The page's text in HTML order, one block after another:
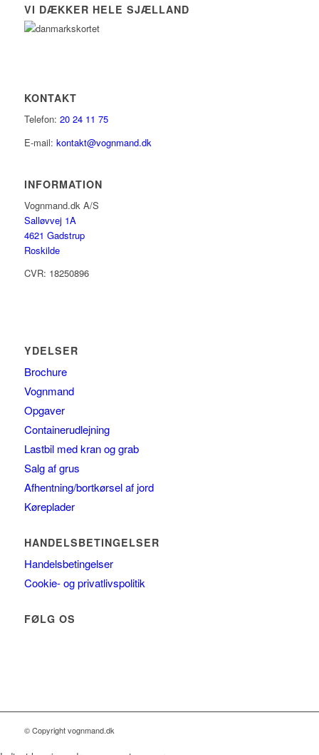
VI DÆKKER HELE SJÆLLAND
KONTAKT
Telefon: 20 24 1​1 75
E-mail: kontakt@vognmand.dk
INFORMATION
Vognmand.dk A/S
Salløvvej 1A
4621 Gadstrup
Roskilde
CVR: 18250896
YDELSER
Brochure
Vognmand
Opgaver
Containerudlejning
Lastbil med kran og grab
Salg af grus
Afhentning/bortkørsel af jord
Køreplader
HANDELSBETINGELSER
Handelsbetingelser
Cookie- og privatlivspolitik
FØLG OS
© Copyright vognmand.dk